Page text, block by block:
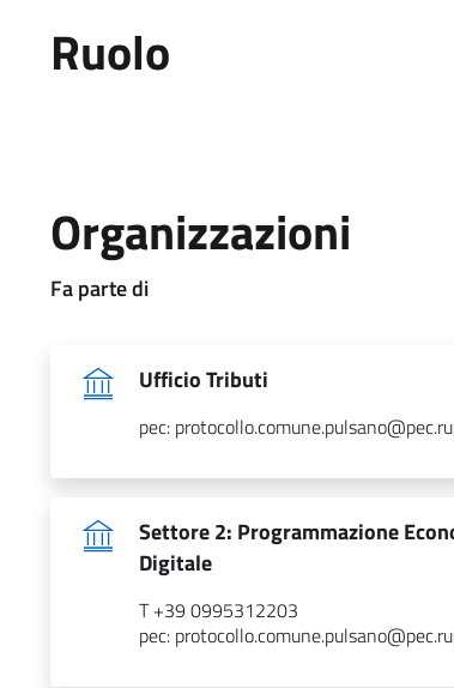
Ruolo:
Organizzazioni
Fa parte di:
Ufficio Tributi.
pec:
Settore 2: Programmazione
Digitale.
T +39 0995312203
pec: